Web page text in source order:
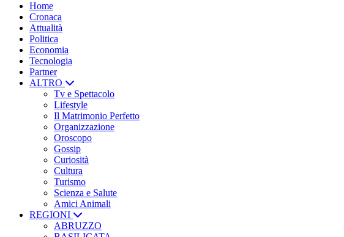
Home
Cronaca
Attualità
Politica
Economia
Tecnologia
Partner
ALTRO
Tv e Spettacolo
Lifestyle
Il Matrimonio Perfetto
Organizzazione
Oroscopo
Gossip
Curiosità
Cultura
Turismo
Scienza e Salute
Amici Animali
REGIONI
ABRUZZO